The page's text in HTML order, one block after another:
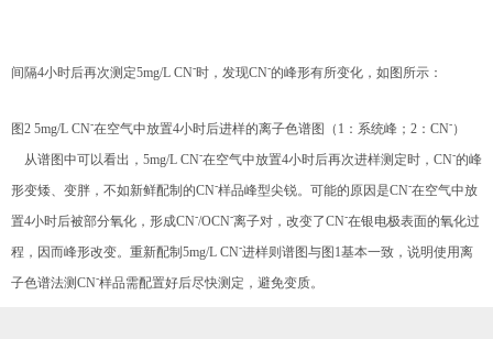
间隔4小时后再次测定5mg/L CN-时，发现CN-的峰形有所变化，如图所示：
图2 5mg/L CN-在空气中放置4小时后进样的离子色谱图（1：系统峰；2：CN-）
从谱图中可以看出，5mg/L CN-在空气中放置4小时后再次进样测定时，CN-的峰
形变矮、变胖，不如新鲜配制的CN-样品峰型尖锐。可能的原因是CN-在空气中放
置4小时后被部分氧化，形成CN-/OCN-离子对，改变了CN-在银电极表面的氧化过
程，因而峰形改变。重新配制5mg/L CN-进样则谱图与图1基本一致，说明使用离
子色谱法测CN-样品需配置好后尽快测定，避免变质。